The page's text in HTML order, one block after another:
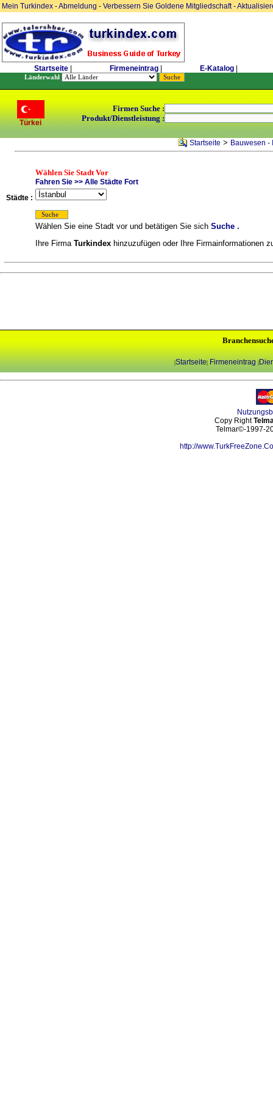
Mein Turkindex -Abmeldung- Verbessern Sie Goldene Mitgliedschaft-
Startseite Firmeneintrag E-Katalog
Länderwahl
Türkei
Firmen Suche :
Produkt/Dienstleistung :
Startseite > Bauwesen -
Wählen Sie Stadt Vor
Fahren Sie >> Alle Städte Fort
Städte :
Wählen Sie eine Stadt vor und betätigen Sie sich Suche .
Ihre Firma Turkindex hinzuzufügen oder Ihre Firmainformationen
|Startseite| Firmeneintrag |
Copy Right
Telmar©-1997-
http://